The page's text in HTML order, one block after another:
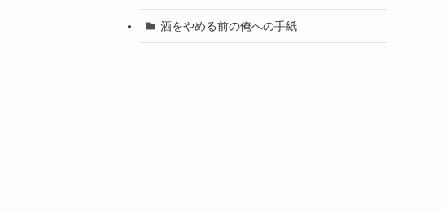
酒をやめる前の俺への手紙